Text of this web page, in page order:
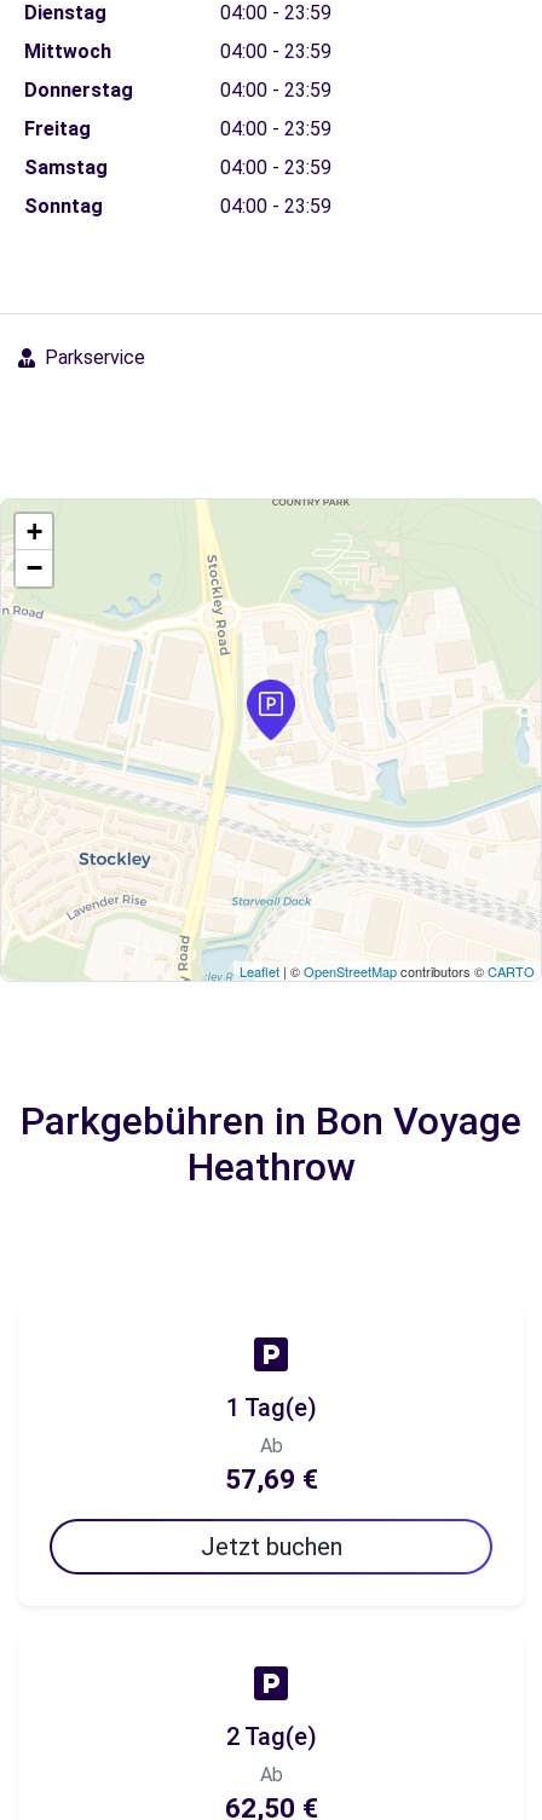
Dienstag
04:00 - 23:59
Mittwoch
04:00 - 23:59
Donnerstag
04:00 - 23:59
Freitag
04:00 - 23:59
Samstag
04:00 - 23:59
Sonntag
04:00 - 23:59
Parkservice
+
−
Leaflet | ©OpenStreetMapcontributors ©CARTO
Parkgebühren in Bon Voyage
Heathrow
1 Tag(e)
Ab
57,69 €
Jetzt buchen
2 Tag(e)
Ab
62,50 €